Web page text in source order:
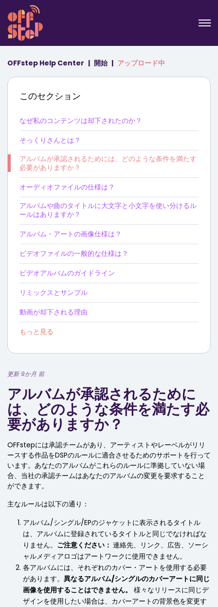
OFFstep Help Center 開始 アップロード中
このセクション
なぜ私のコンテンツは却下されたのか？
そっくりさんとは？
アルバムが承認されるためには、どのような条件を満たす
必要がありますか？
オーディオファイルの仕様は？
アルバムや曲のタイトルに大文字と小文字を使い分けるル
ールはありますか？
アルバム・アートの画像仕様は？
ビデオファイルの一般的な仕様は？
ビデオアルバムのガイドライン
リミックスとサンプル
動画が却下される理由
もっと見る
更新 9か月 前
アルバムが承認されるために
は、どのような条件を満たす必
要がありますか？
OFFstepには承認チームがあり、アーティストやレーベルがリリ
ースする作品をDSPのルールに適合させるためのサポートを行って
います。あなたのアルバムがこれらのルールに準拠していない場
合、当社の承認チームはあなたのアルバムの変更を要求すること
ができます。
主なルールは以下の通り：
アルバム/シングル/EPのジャケットに表示されるタイトル
は、アルバムに登録されているタイトルと同じでなければな
りません。 ご注意ください： 連絡先、リンク、広告、ソーシ
ャルメディアロゴはアートワークに使用できません。
各アルバムには、それぞれのカバー・アートを使用する必要
があります。 異なるアルバム/シングルのカバーアートに同じ
画像を使用することはできません。
様々なリリースに同じデ
ザインを使用したい場合は、カバーアートの背景色を変更す